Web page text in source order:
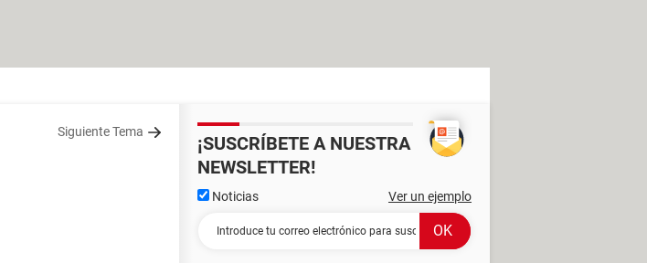
Siguiente Tema
¡SUSCRÍBETE A NUESTRA
NEWSLETTER!
Noticias Ver un ejemplo